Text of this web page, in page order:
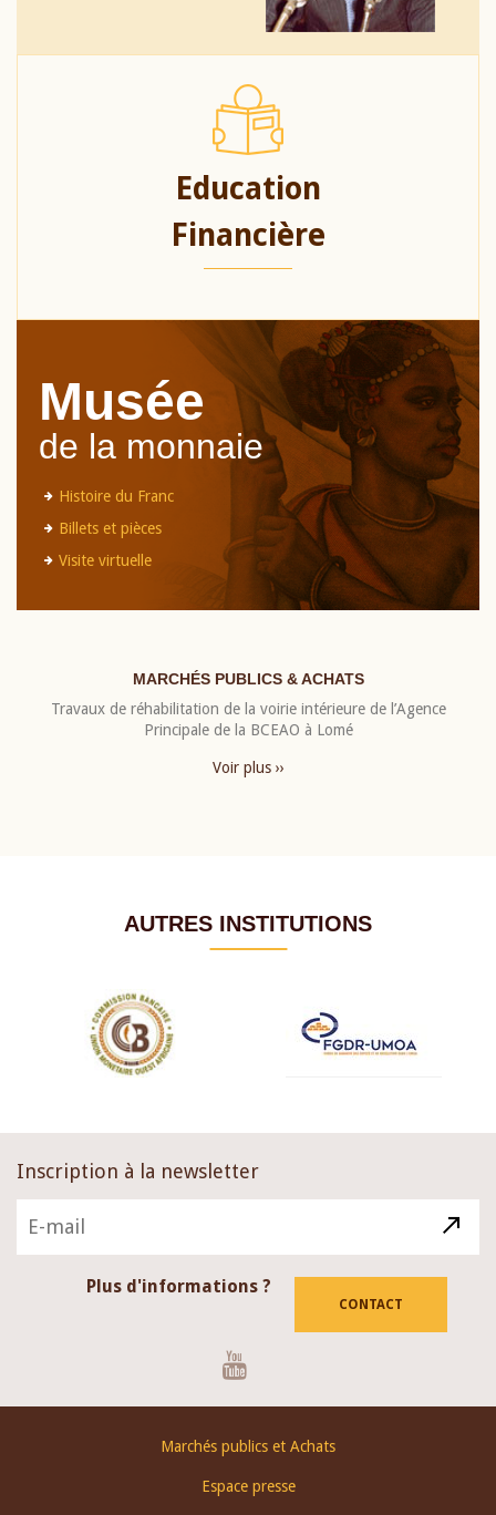
Education
Financière
Musée
de la monnaie
Histoire du Franc
Billets et pièces
Visite virtuelle
MARCHÉS PUBLICS & ACHATS
Travaux de réhabilitation de la voirie intérieure de l’Agence
Principale de la BCEAO à Lomé
Voir plus ››
AUTRES INSTITUTIONS
Inscription à la newsletter
Plus d'informations ?
CONTACT
Marchés publics et Achats
Espace presse